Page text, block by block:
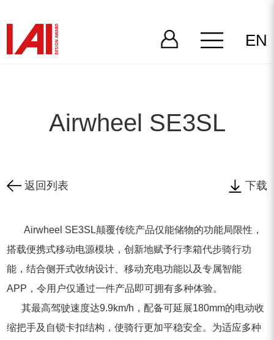
EN
Airwheel SE3SL
返回列表 下载
Airwheel SE3SL颠覆传统产品仅能储物的功能局限性，
搭载便携式移动电源模块，创新地赋予行李箱代步骑行功
能，结合侧开式收纳设计、移动充电功能以及专属智能
APP，令用户仅通过一件产品即可拥有多种体验。
其最高驾驶速度达9.9km/h，配备可延展180mm的电动收
缩把手及自锁卡扣结构，使骑行更加平稳安全。为适应多种